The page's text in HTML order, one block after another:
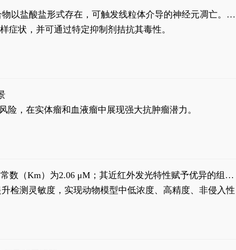
以盐酸盐形式存在，可触发线粒体介导的神经元凋亡。其
与行为表型。
症状，并可通过特定抑制剂拮抗其毒性。
，在实体瘤和血液瘤中展现强大抗肿瘤潜力。
数（Km）为2.06 μM；其近红外发光特性赋予优异的组织
式生物发光动态追踪。
检测灵敏度，实现动物模型中低浓度、高精度、非侵入性